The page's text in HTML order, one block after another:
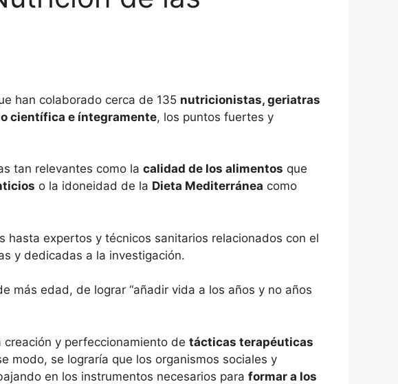
han colaborado cerca de 135 nutricionistas, geriatras
científica e íntegramente, los puntos fuertes y
tan relevantes como la calidad de los alimentos que
o la idoneidad de la Dieta Mediterránea como
hasta expertos y técnicos sanitarios relacionados con el
y dedicadas a la investigación.
más edad, de lograr “añadir vida a los años y no años
y perfeccionamiento de tácticas terapéuticas
modo, se lograría que los organismos sociales y
en los instrumentos necesarios para formar a los